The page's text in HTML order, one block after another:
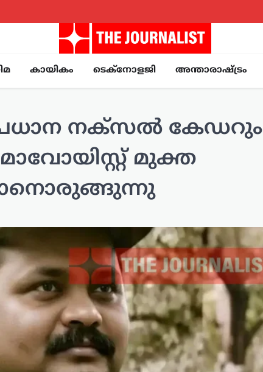
കായികം ടെക്നോളജി അന്താരാഷ്ട്രം
നക്സൽ കേഡറും
മുക്ത